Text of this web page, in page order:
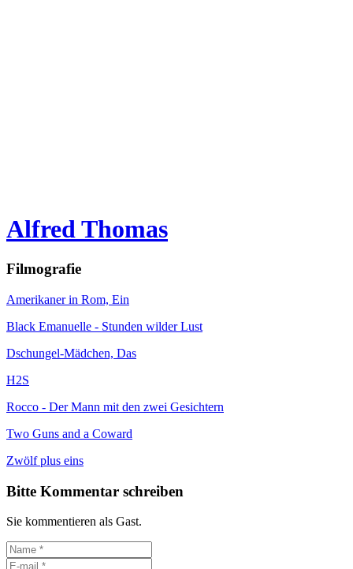
Alfred Thomas
Filmografie
Amerikaner in Rom, Ein
Black Emanuelle - Stunden wilder Lust
Dschungel-Mädchen, Das
H2S
Rocco - Der Mann mit den zwei Gesichtern
Two Guns and a Coward
Zwölf plus eins
Bitte Kommentar schreiben
Sie kommentieren als Gast.